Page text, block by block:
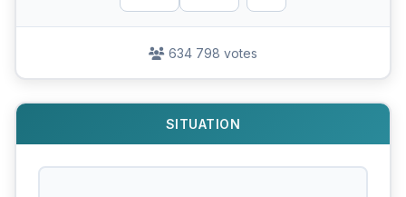
634 798 votes
SITUATION